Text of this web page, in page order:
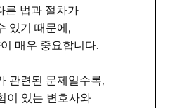
른 법과 절차가
있기 때문에,
매우 중요합니다.
관련된 문제일수록,
이 있는 변호사와